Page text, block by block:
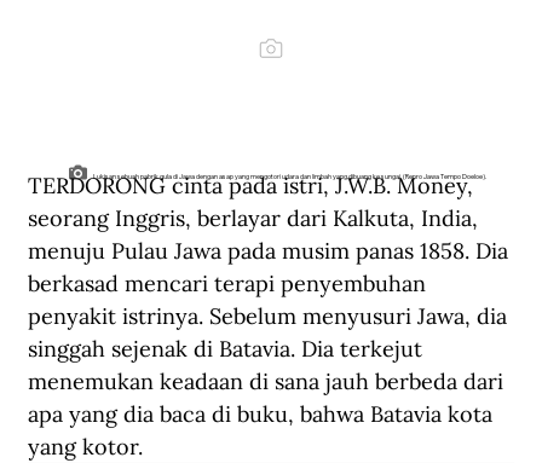
Lukisan sebuah pabrik gula di Jawa dengan asap yang mengotori udara dan limbah yang dibuang ke sungai. (Repro Jawa Tempo Doeloe).
TERDORONG cinta pada istri, J.W.B. Money,
seorang Inggris, berlayar dari Kalkuta, India,
menuju Pulau Jawa pada musim panas 1858. Dia
berkasad mencari terapi penyembuhan
penyakit istrinya. Sebelum menyusuri Jawa, dia
singgah sejenak di Batavia. Dia terkejut
menemukan keadaan di sana jauh berbeda dari
apa yang dia baca di buku, bahwa Batavia kota
yang kotor.